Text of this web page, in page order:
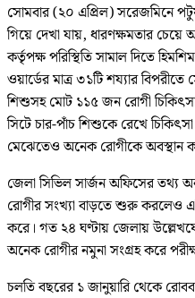
সোমবার (২০ এপ্রিল) সরেজমিনে
গিয়ে দেখা যায়, ধারণক্ষমতার চেয়ে
কর্তৃপক্ষ পরিস্থিতি সামাল দিতে
ওয়ার্ডের মাত্র ৩১টি শয্যার
শিশুসহ মোট ১১৫ জন রোগী চিকিৎসা
সিটে চার-পাঁচ শিশুকে রেখে
মেঝেতেও অনেক রোগীকে অবস্থান
জেলা সিভিল সার্জন অফিসের তথ্য
রোগীর সংখ্যা বাড়তে শুরু করলেও
করে। গত ২৪ ঘণ্টায় জেলায়
অনেক রোগীর নমুনা সংগ্রহ করে
চলতি বছরের ১ জানুয়ারি থেকে